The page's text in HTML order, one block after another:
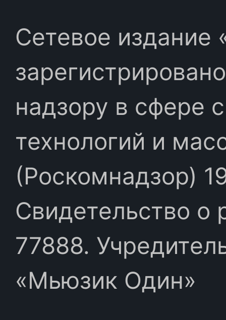
Сетевое издание
надзору в сфере
технологий и
(Роскомнадзор)
Свидетельство
77888.
«Мьюзик Один»